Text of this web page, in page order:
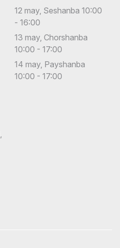
12 may, Seshanba 10:00
- 16:00
13 may, Chorshanba
10:00 - 17:00
14 may, Payshanba
10:00 - 17:00